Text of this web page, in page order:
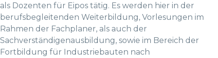
als Dozenten für Eipos tätig. Es werden hier in der
berufsbegleitenden Weiterbildung, Vorlesungen im
Rahmen der Fachplaner, als auch der
Sachverständigenausbildung, sowie im Bereich der
Fortbildung für Industriebauten nach